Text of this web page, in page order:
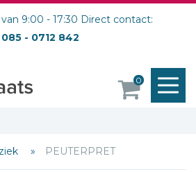
9:00 - 17:30 Direct contact:
085 - 0712 842
0
PEUTERPRET